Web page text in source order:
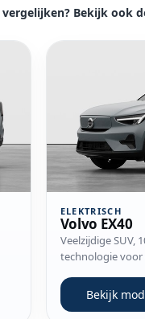
Bekijk ook
ELEKTRISCH
Volvo EX40
Veelzijdige SUV,
technologie voor
Bekijk